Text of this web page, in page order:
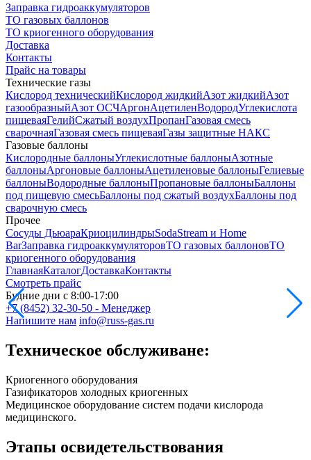
Заправка гидроаккумуляторов
ТО газовых баллонов
ТО криогенного оборудования
Доставка
Контакты
Прайс на товары
Технические газы
Кислород техническийКислород жидкийАзот жидкийАзот
газообразныйАзот ОСЧАргонАцетиленВодородУглекислота
пищеваяГелийСжатый воздухПропанГазовая смесь
сварочнаяГазовая смесь пищеваяГазы защитные НАКС
Газовые баллоны
Кислородные баллоныУглекислотные баллоныАзотные
баллоныАргоновые баллоныАцетиленовые баллоныГелиевые
баллоныВодородные баллоныПропановые баллоныБаллоны
под пищевую смесьБаллоны под сжатый воздухБаллоны под
сварочную смесь
Прочее
Сосуды ДьюараКриоцилиндрыSodaStream и Home
BarЗаправка гидроаккумуляторовТО газовых баллоновТО
криогенного оборудования
ГлавнаяКаталогДоставкаКонтакты
Смотреть прайс
Будние дни с 8:00-17:00
+7 (8452) 32-30-50 - Менеджер
Напишите нам info@russ-gas.ru
Техническое обслуживане:
Криогенного оборудования
Газификаторов холодных криогенных
Медицинское оборудование систем подачи кислорода
медицинского.
Этапы освидетельствования